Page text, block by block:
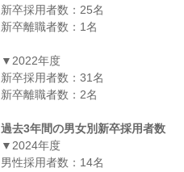
新卒採用者数：25名
新卒離職者数：1名
▼2022年度
新卒採用者数：31名
新卒離職者数：2名
過去3年間の男女別新卒採用者数
▼2024年度
男性採用者数：14名